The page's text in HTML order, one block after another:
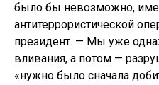
было бы невозможно,
антитеррористической
президент. — Мы уже
вливания, а потом —
«нужно было сначала